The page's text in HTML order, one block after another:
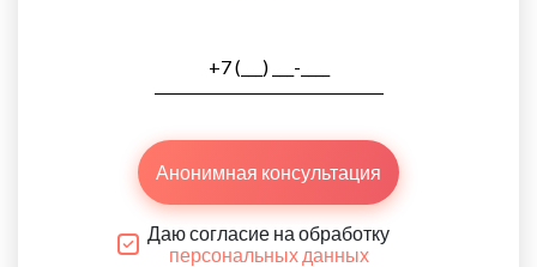
Анонимная консультация
Даю согласие на обработку
персональных данных